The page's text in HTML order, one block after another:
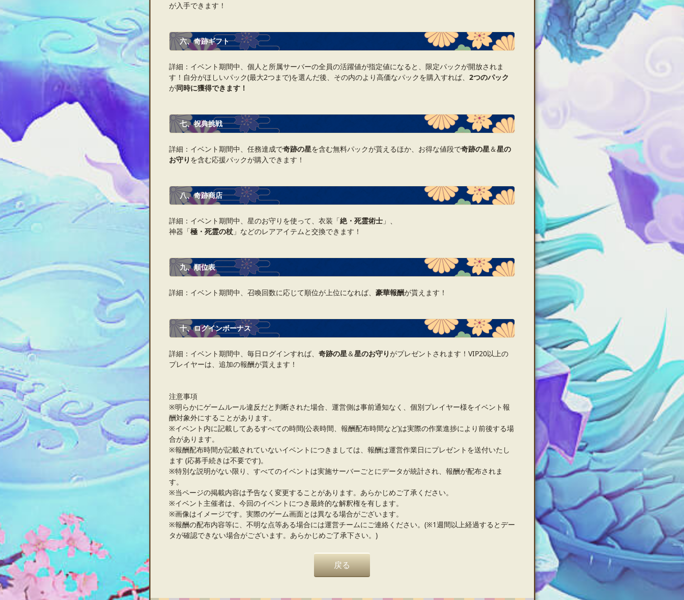
が入手できます！
六、奇跡ギフト
詳細：イベント期間中、個人と所属サーバーの全員の活躍値が指定値になると、限定パックが開放されま
す！自分がほしいパック(最大2つまで)を選んだ後、その内のより高価なパックを購入すれば、 2つのパック
が同時に獲得できます！
七、祝典挑戦
詳細：イベント期間中、任務達成で奇跡の星を含む無料パックが貰えるほか、お得な値段で奇跡の星＆星の
お守り を含む応援パックが購入できます！
八、奇跡商店
詳細：イベント期間中、星のお守りを使って、衣装「絶・死霊術士 」、
神器「極・ 死霊の杖 」などのレアアイテムと交換できます！
九、順位表
詳細：イベント期間中、召喚回数に応じて順位が上位になれば、 豪華報酬が貰えます！
十、ログインボーナス
詳細：イベント期間中、毎日ログインすれば、 奇跡の星＆星のお守りがプレゼントされます！VIP20以上の
プレイヤーは、追加の報酬が貰えます！
注意事項
※明らかにゲームルール違反だと判断された場合、運営側は事前通知なく、個別プレイヤー様をイベント報
酬対象外にすることがあります。
※イベント内に記載してあるすべての時間(公表時間、報酬配布時間など)は実際の作業進捗により前後する場
合があります。
※報酬配布時間が記載されていないイベントにつきましては、報酬は運営作業日にプレゼントを送付いたし
ます (応募手続きは不要です)。
※特別な説明がない限り、すべてのイベントは実施サーバーごとにデータが統計され、報酬が配布されま
す。
※当ページの掲載内容は予告なく変更することがあります。あらかじめご了承ください。
※イベント主催者は、今回のイベントにつき最終的な解釈権を有します。
※画像はイメージです。実際のゲーム画面とは異なる場合がございます。
※報酬の配布内容等に、不明な点等ある場合には運営チームにご連絡ください。(※1週間以上経過するとデー
タが確認できない場合がございます。あらかじめご了承下さい。)
戻る